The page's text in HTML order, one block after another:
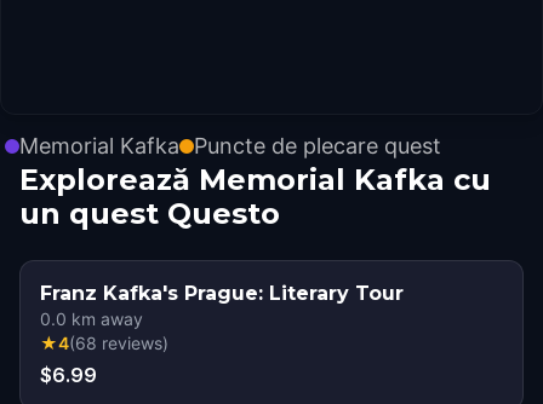
Memorial Kafka Puncte de plecare quest
Explorează Memorial Kafka cu
un quest Questo
Franz Kafka's Prague: Literary Tour
0.0 km away
★4(68 reviews)
$6.99